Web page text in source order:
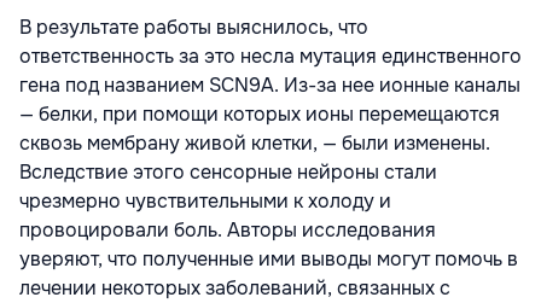
В результате работы выяснилось, что
ответственность за это несла мутация единственного
гена под названием SCN9A. Из-за нее ионные каналы
— белки, при помощи которых ионы перемещаются
сквозь мембрану живой клетки, — были изменены.
Вследствие этого сенсорные нейроны стали
чрезмерно чувствительными к холоду и
провоцировали боль. Авторы исследования
уверяют, что полученные ими выводы могут помочь в
лечении некоторых заболеваний, связанных с